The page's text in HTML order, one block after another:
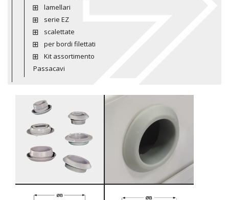
lamellari
serie EZ
scalettate
per bordi filettati
Kit assortimento
Passacavi